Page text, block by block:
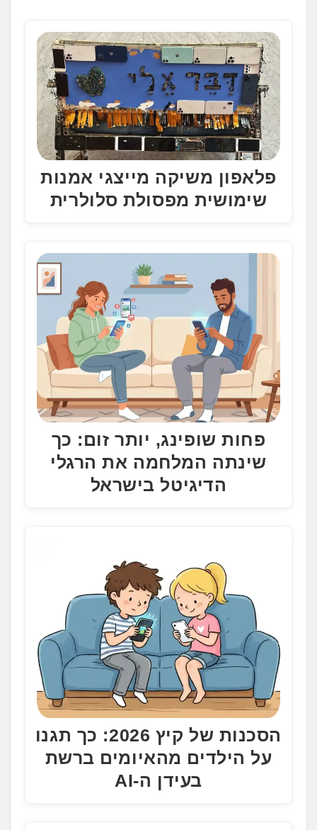
פלאפון משיקה מייצגי אמנות
שימושית מפסולת סלולרית
פחות שופינג, יותר זום: כך
שינתה המלחמה את הרגלי
הדיגיטל בישראל
הסכנות של קיץ 2026: כך תגנו
על הילדים מהאיומים ברשת
בעידן ה-AI